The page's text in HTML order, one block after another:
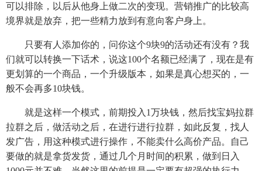
可以排除，以后从他身上做二次的变现。营销推广的比较高
境界就是放弃，把一些精力放到有意向客户身上。
只要有人添加你的，问你这个9块9的活动还有没有？我
们就可以转换一下话术，说这100个名额已经满了，现在是有
更划算的一个商品，一个升级版本，如果是真心想买的，一
般不会再多10块钱。
就是这样一个模式，前期投入1万块钱，然后找宝妈拉群
拉群之后，做活动之后，在进行进行拉群，如此反复，找人
发广告，用这种模式进行操作，不能卖什么高价产品。自己
要做的就是拿货发货，通过几个月时间的积累，做到日入